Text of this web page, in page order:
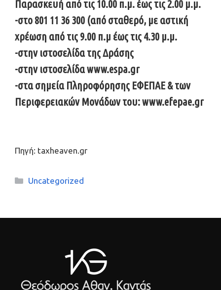
Παρασκευή από τις 10.00 π.μ. έως τις 2.00 μ.μ.
-στο 801 11 36 300 (από σταθερό, με αστική
χρέωση από τις 9.00 π.μ έως τις 4.30 μ.μ.
-στην ιστοσελίδα της Δράσης
-στην ιστοσελίδα www.espa.gr
-στα σημεία Πληροφόρησης ΕΦΕΠΑΕ & των
Περιφερειακών Μονάδων του: www.efepae.gr​
Πηγή: taxheaven.gr
Κατηγορίες
Uncategorized